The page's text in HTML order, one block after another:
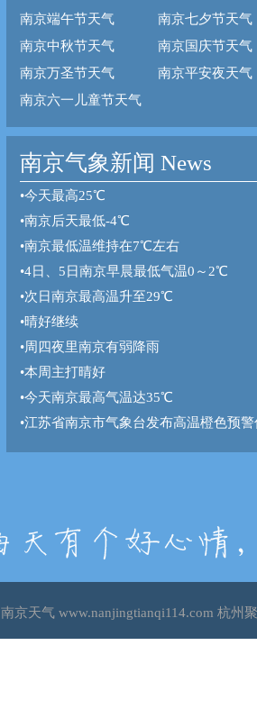
南京端午节天气
南京七夕节天气
南京中秋节天气
南京国庆节天气
南京万圣节天气
南京平安夜天气
南京六一儿童节天气
南京气象新闻 News
•今天最高25℃
•南京后天最低-4℃
•南京最低温维持在7℃左右
•4日、5日南京早晨最低气温0～2℃
•次日南京最高温升至29℃
•晴好继续
•周四夜里南京有弱降雨
•本周主打晴好
•今天南京最高气温达35℃
•江苏省南京市气象台发布高温橙色预警
南京天气www.nanjingtianqi114.com 杭州